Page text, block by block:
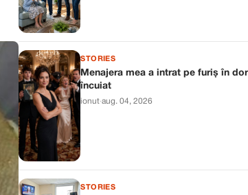
STORIES
Menajera mea a intrat pe furiș în
încuiat
ionut·aug. 04, 2026
STORIES